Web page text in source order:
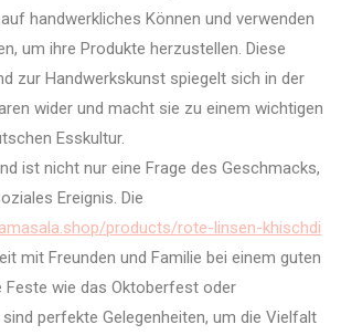
handwerkliches Können und verwenden
um ihre Produkte herzustellen. Diese
zur Handwerkskunst spiegelt sich in der
wider und macht sie zu einem wichtigen
Esskultur.
ist nicht nur eine Frage des Geschmacks,
Ereignis. Die
products/rote-linsen-khischdi
mit Freunden und Familie bei einem guten
Feste wie das Oktoberfest oder
perfekte Gelegenheiten, um die Vielfalt